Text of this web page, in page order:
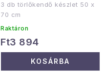
3 db törlőkendő készlet 50 x
70 cm
Raktáron
Ft3 894
KOSÁRBA